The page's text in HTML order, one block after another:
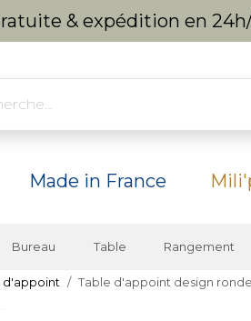
& expédition en
Made in France
Bureau Table Rangement
d'appoint Table d'appoint design